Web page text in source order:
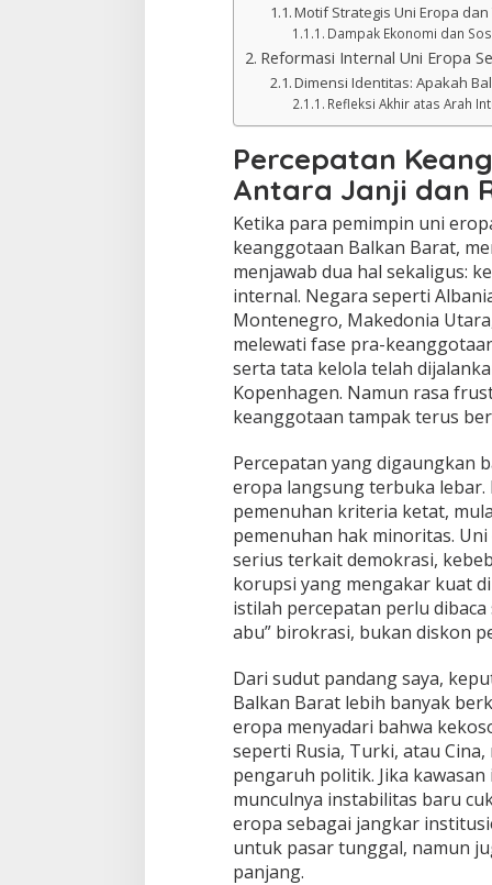
Motif Strategis Uni Eropa
Dampak Ekonomi dan
Reformasi Internal Uni Eropa
Dimensi Identitas: Apakah
Refleksi Akhir atas Arah
Percepatan
Antara Janji dan
Ketika para pemimpin uni
keanggotaan Balkan Barat,
menjawab dua hal sekaligus:
internal. Negara seperti
Montenegro, Makedonia
melewati fase pra-
serta tata kelola telah
Kopenhagen. Namun rasa
keanggotaan tampak terus
Percepatan yang digaungkan
eropa langsung terbuka
pemenuhan kriteria ketat,
pemenuhan hak minoritas.
serius terkait demokrasi,
korupsi yang mengakar kuat
istilah percepatan perlu
abu” birokrasi, bukan diskon
Dari sudut pandang saya,
Balkan Barat lebih banyak
eropa menyadari bahwa
seperti Rusia, Turki, atau
pengaruh politik. Jika
munculnya instabilitas baru
eropa sebagai jangkar
untuk pasar tunggal, namun
panjang.